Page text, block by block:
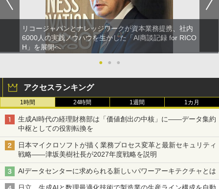
リコージャパンとナレッジワークが資本業務提携、社内
6000人の実践ノウハウを生かした「AI商談記録 for RICO
H」を展開へ
●
● ●
アクセスランキング
1時間 24時間 1週間 1カ月
生成AI時代の経理財務部は「価値創出の中核」に――データ集約
中枢としての役割転換を
日本マイクロソフトが描く業務プロセス変革と最新セキュリティ
戦略――津坂美樹社長が2027年度戦略を説明
AIデータセンターに求められる新しいパワーアーキテクチャとは